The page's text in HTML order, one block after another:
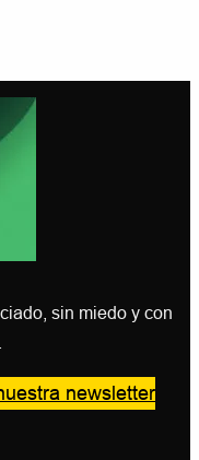
sin miedo y con
newsletter